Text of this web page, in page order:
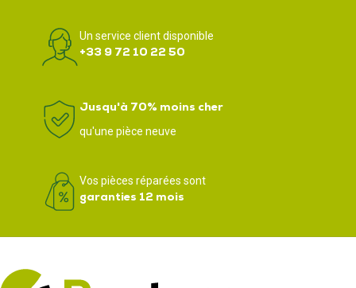
Un service client disponible
+33 9 72 10 22 50
Jusqu'à 70% moins cher
qu'une pièce neuve
Vos pièces réparées sont
garanties 12 mois